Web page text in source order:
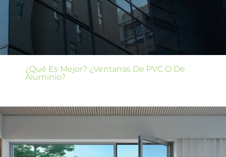
¿Qué Es Mejor? ¿Ventanas De PVC O De
Aluminio?